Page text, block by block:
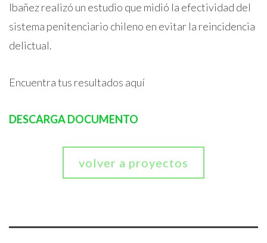
Ibañez realizó un estudio que midió la efectividad del
sistema penitenciario chileno en evitar la reincidencia
delictual.
Encuentra tus resultados aquí
DESCARGA DOCUMENTO
volver a proyectos